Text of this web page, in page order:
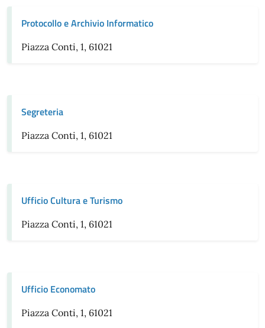
Protocollo e Archivio Informatico
Piazza Conti, 1, 61021
Segreteria
Piazza Conti, 1, 61021
Ufficio Cultura e Turismo
Piazza Conti, 1, 61021
Ufficio Economato
Piazza Conti, 1, 61021